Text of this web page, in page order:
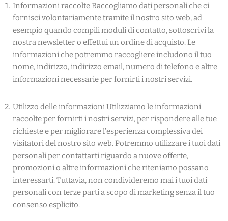
Informazioni raccolte Raccogliamo dati personali che ci
fornisci volontariamente tramite il nostro sito web, ad
esempio quando compili moduli di contatto, sottoscrivi la
nostra newsletter o effettui un ordine di acquisto. Le
informazioni che potremmo raccogliere includono il tuo
nome, indirizzo, indirizzo email, numero di telefono e altre
informazioni necessarie per fornirti i nostri servizi.
Utilizzo delle informazioni Utilizziamo le informazioni
raccolte per fornirti i nostri servizi, per rispondere alle tue
richieste e per migliorare l’esperienza complessiva dei
visitatori del nostro sito web. Potremmo utilizzare i tuoi dati
personali per contattarti riguardo a nuove offerte,
promozioni o altre informazioni che riteniamo possano
interessarti. Tuttavia, non condivideremo mai i tuoi dati
personali con terze parti a scopo di marketing senza il tuo
consenso esplicito.